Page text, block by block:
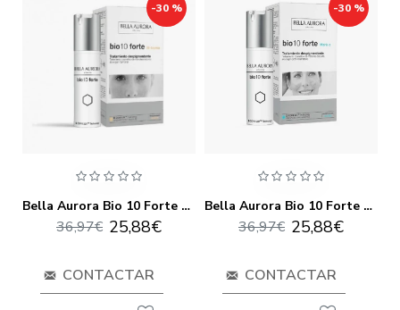
-30 %
Bella Aurora Bio 10 Forte M-Lasma 30ml Pharma
25,88€
36,97€
CONTACTAR
-30 %
Bella Aurora Bio 10 Forte Mark-S 30ml Pharma
25,88€
36,97€
CONTACTAR